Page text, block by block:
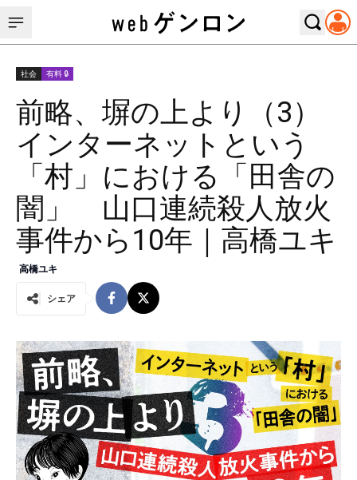
社会 有料 🔒
前略、塀の上より（3）
インターネットという
「村」における「田舎の
闇」 山口連続殺人放火
事件から10年｜高橋ユキ
高橋ユキ
シェア